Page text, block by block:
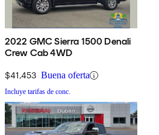
2022 GMC Sierra 1500 Denali
Crew Cab 4WD
$41,453 Buena oferta
Incluye tarifas de conc.